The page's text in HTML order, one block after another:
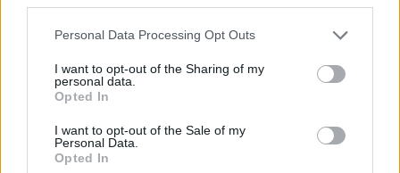
Personal Data Processing Opt Outs
I want to opt-out of the Sharing of my
personal data.
Opted In
I want to opt-out of the Sale of my
Personal Data.
Opted In
A keresett cikk a portfolio.hu hírarchívumához
tartozik, melynek olvasása előfizetéses
Az előfizetés a következőket tartalmazza:
Kötéslisták: BÉT elmúlt 2 év napon belüli
kötéslistái